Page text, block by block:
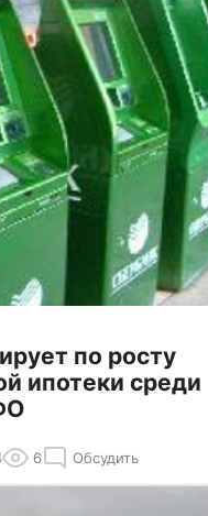
по росту
ипотеки среди
6 Обсудить